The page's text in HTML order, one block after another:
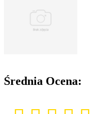
Średnia Ocena: